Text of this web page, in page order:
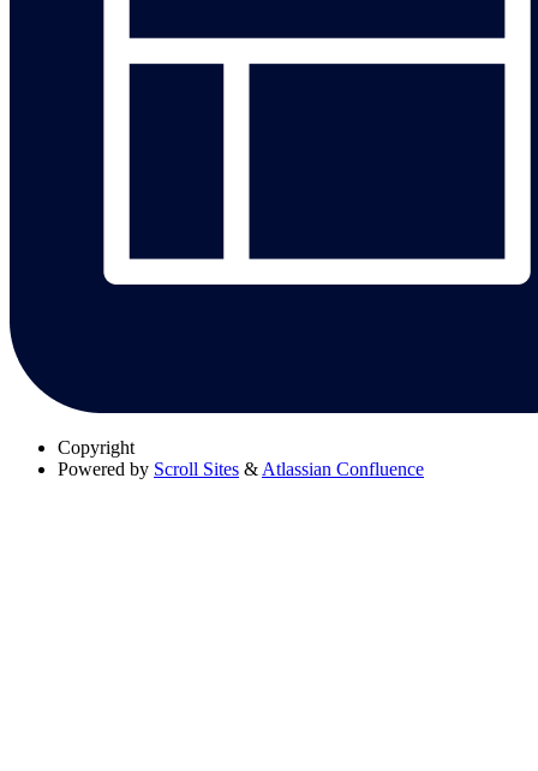
Copyright
Powered by Scroll Sites & Atlassian Confluence